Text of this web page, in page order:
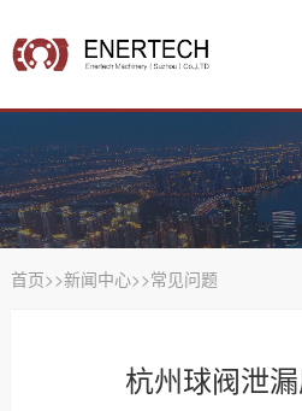
首页>>新闻中心>>常见问题
杭州球阀泄